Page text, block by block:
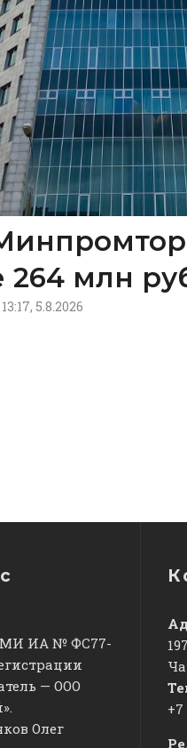
264 млн
13:17, 5.8.2026
ИА № ФС77-
— ООО
Олег
+7